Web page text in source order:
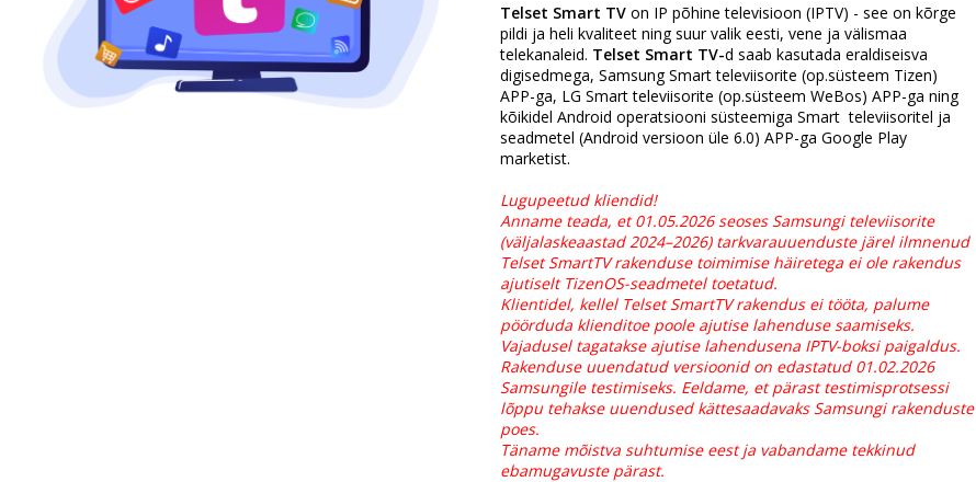
Telset Smart TV on IP põhine televisioon (IPTV) - see on kõrge
pildi ja heli kvaliteet ning suur valik eesti, vene ja välismaa
telekanaleid. Telset Smart TV-d saab kasutada eraldiseisva
digisedmega, Samsung Smart televiisorite (op.süsteem Tizen)
APP-ga, LG Smart televiisorite (op.süsteem WeBos) APP-ga ning
kõikidel Android operatsiooni süsteemiga Smart televiisoritel ja
seadmetel (Android versioon üle 6.0) APP-ga Google Play
marketist.
Lugupeetud kliendid!
Anname teada, et 01.05.2026 seoses Samsungi televiisorite
(väljalaskeaastad 2024–2026) tarkvarauuenduste järel ilmnenud
Telset SmartTV rakenduse toimimise häiretega ei ole rakendus
ajutiselt TizenOS-seadmetel toetatud.
Klientidel, kellel Telset SmartTV rakendus ei tööta, palume
pöörduda klienditoe poole ajutise lahenduse saamiseks.
Vajadusel tagatakse ajutise lahendusena IPTV-boksi paigaldus.
Rakenduse uuendatud versioonid on edastatud 01.02.2026
Samsungile testimiseks. Eeldame, et pärast testimisprotsessi
lõppu tehakse uuendused kättesaadavaks Samsungi rakenduste
poes.
Täname mõistva suhtumise eest ja vabandame tekkinud
ebamugavuste pärast.